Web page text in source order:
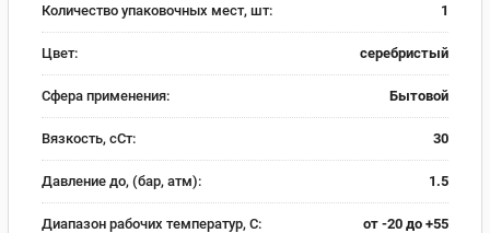
Количество упаковочных мест, шт: 1
Цвет: серебристый
Сфера применения: Бытовой
Вязкость, сСт: 30
Давление до, (бар, атм): 1.5
Диапазон рабочих температур, С: от -20 до +55